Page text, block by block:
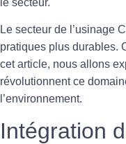
le secteur.
Le secteur de l’usinage
pratiques plus durables.
cet article, nous allons
révolutionnent ce
l’environnement.
Intégration